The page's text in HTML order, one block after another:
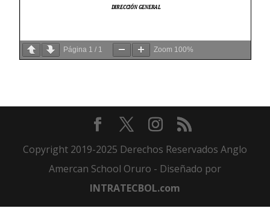
Página 1 / 1 Zoom 100%
Copyright 2019-2025 Derechos Reservados Anglo
Amercan School Oruro - Diseñado por
INTRATECBOL.com